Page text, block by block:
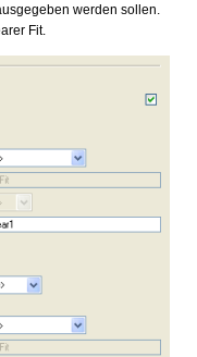
werden sollen.
Fit.